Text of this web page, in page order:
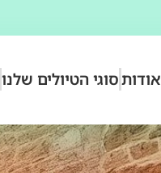
אודותסוגי הטיולים שלנו